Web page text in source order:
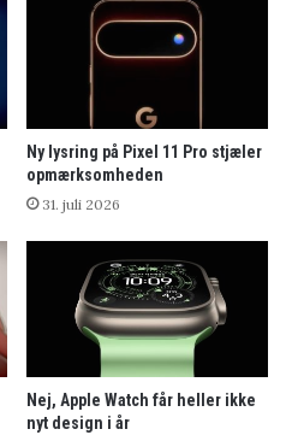
Ny lysring på Pixel 11 Pro stjæler
opmærksomheden
31. juli 2026
Nej, Apple Watch får heller ikke
nyt design i år